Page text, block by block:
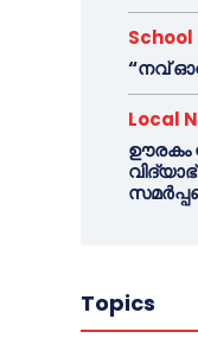
“നവ്
Local
ഊരകം
Topics